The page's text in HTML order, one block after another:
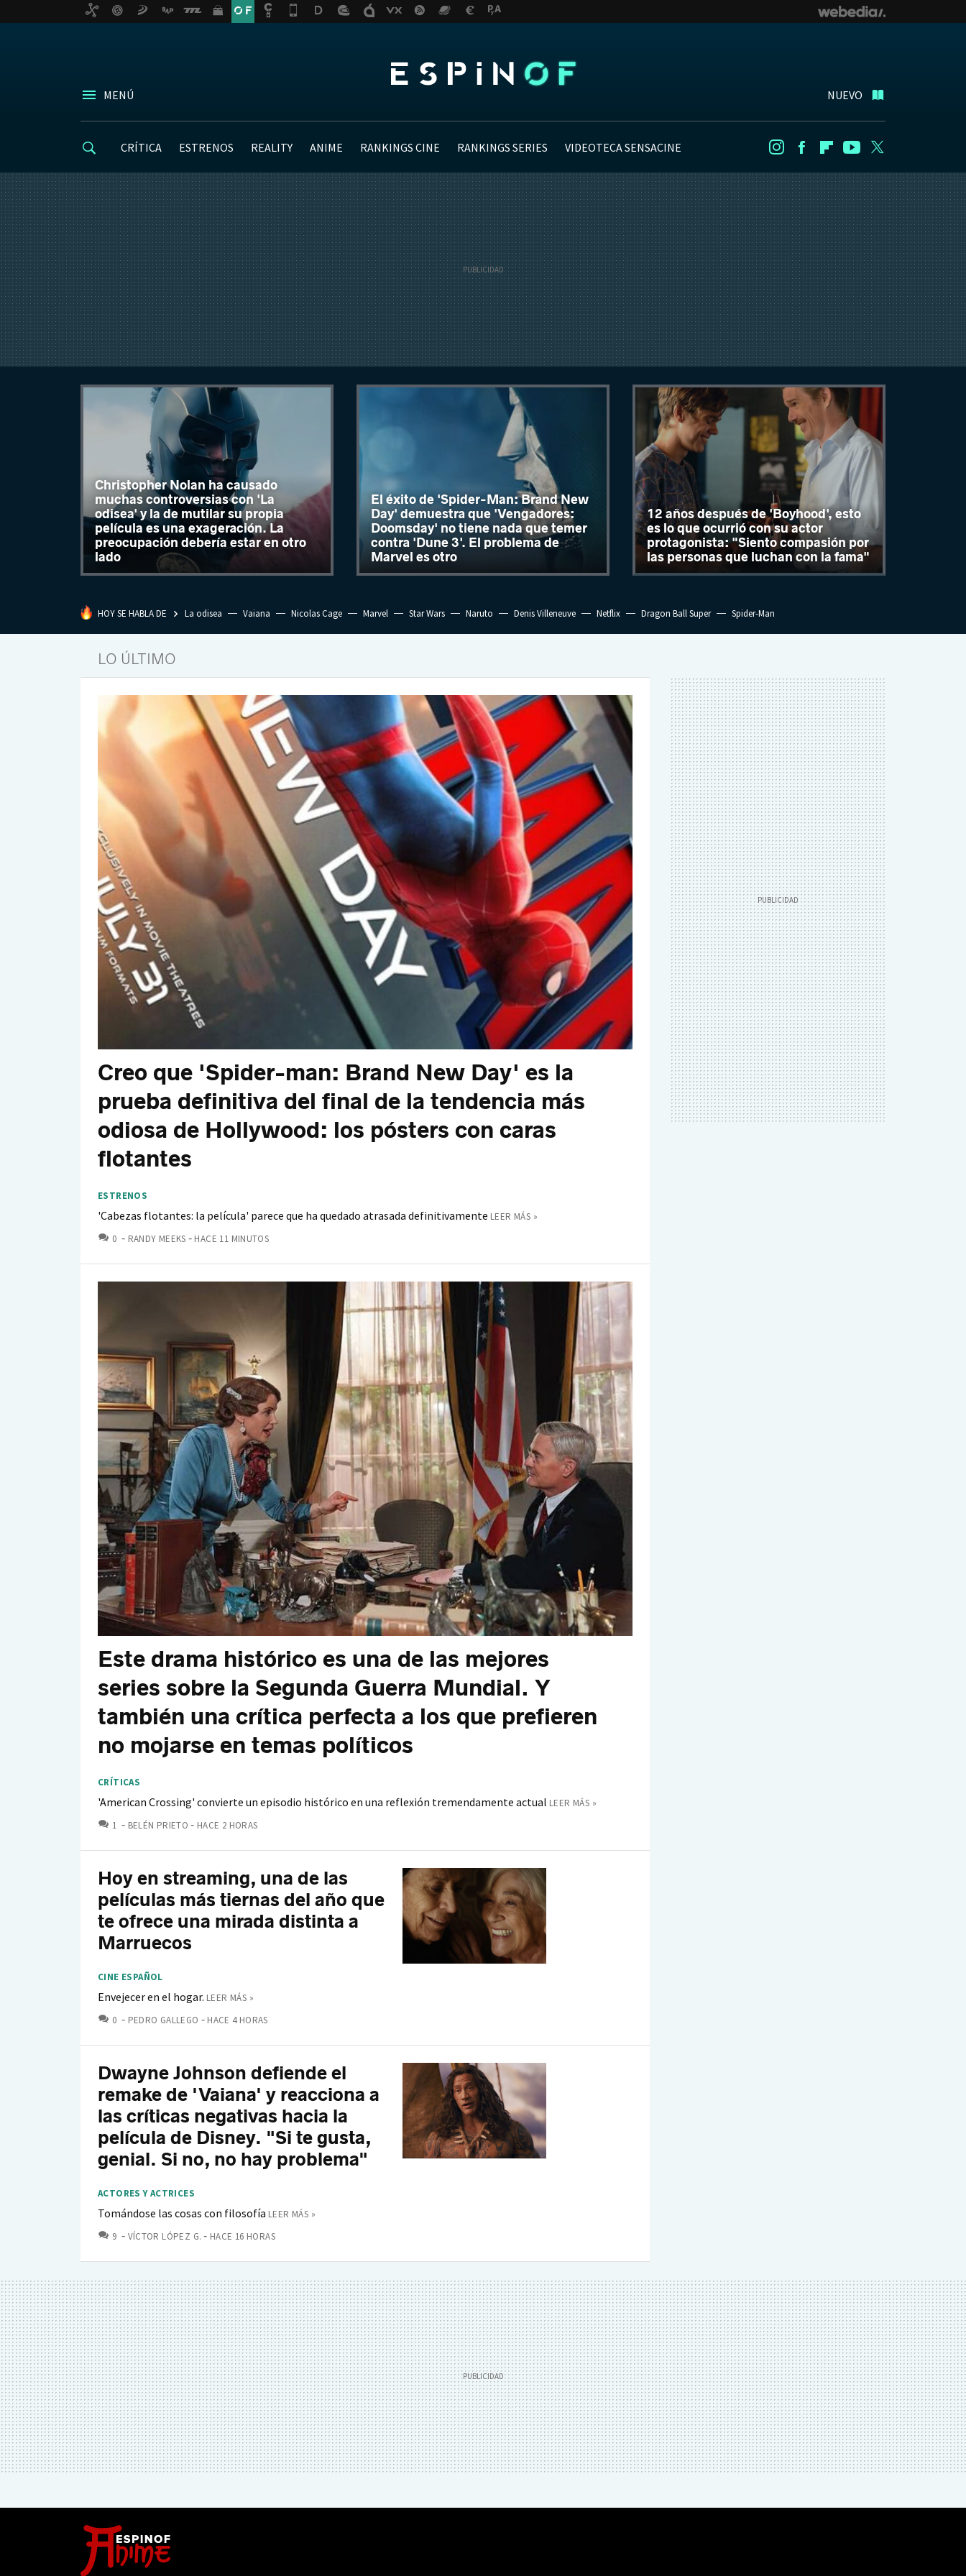
MENÚ NUEVO
CRÍTICA ESTRENOS REALITY ANIME RANKINGS CINE RANKINGS SERIES VIDEOTECA SENSACINE InstagramFacebookFlipboard
Youtube
Christopher Nolan ha causado
muchas controversias con 'La
odisea' y la de mutilar su propia
película es una exageración. La
preocupación debería estar en otro
lado
El éxito de 'Spider-Man: Brand New
Day' demuestra que 'Vengadores:
Doomsday' no tiene nada que temer
contra 'Dune 3'. El problema de
Marvel es otro
12 años después de 'Boyhood', esto
es lo que ocurrió con su actor
protagonista: "Siento compasión por
las personas que luchan con la fama"
HOY SE HABLA DE La odisea Vaiana Nicolas Cage Marvel Star Wars Naruto Denis Villeneuve Netflix Dragon Ball Super Spider-Man
LO ÚLTIMO
Creo que 'Spider-man: Brand New Day' es la
prueba definitiva del final de la tendencia más
odiosa de Hollywood: los pósters con caras
flotantes
ESTRENOS
'Cabezas flotantes: la película' parece que ha quedado atrasada definitivamente LEER MÁS »
0 COMENTARIOS
RANDY MEEKS HACE 11 MINUTOS
Este drama histórico es una de las mejores
series sobre la Segunda Guerra Mundial. Y
también una crítica perfecta a los que prefieren
no mojarse en temas políticos
CRÍTICAS
'American Crossing' convierte un episodio histórico en una reflexión tremendamente actual LEER MÁS »
1 COMENTARIOS
BELÉN PRIETO HACE 2 HORAS
Hoy en streaming, una de las
películas más tiernas del año que
te ofrece una mirada distinta a
Marruecos
CINE ESPAÑOL
Envejecer en el hogar. LEER MÁS »
0 COMENTARIOS
PEDRO GALLEGO HACE 4 HORAS
Dwayne Johnson defiende el
remake de 'Vaiana' y reacciona a
las críticas negativas hacia la
película de Disney. "Si te gusta,
genial. Si no, no hay problema"
ACTORES Y ACTRICES
Tomándose las cosas con filosofía LEER MÁS »
9 COMENTARIOS
VÍCTOR LÓPEZ G. HACE 16 HORAS